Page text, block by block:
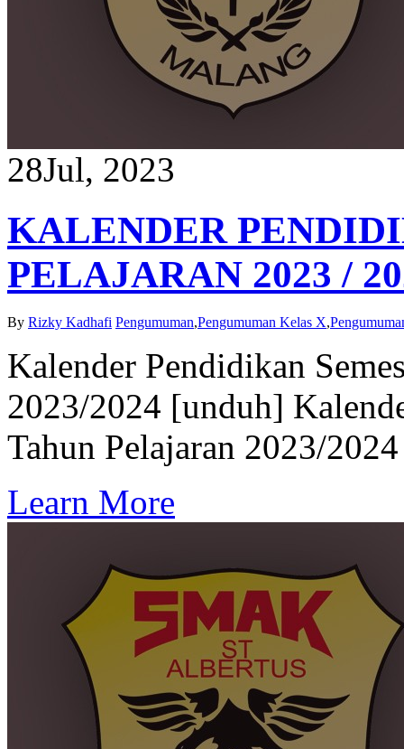
28Jul, 2023
KALENDER
PELAJARAN 2023 /
By Rizky Kadhafi Pengumuman,Pengumuman Kelas X,
Kalender Pendidikan
2023/2024 [unduh]
Tahun Pelajaran 2023/
Learn More